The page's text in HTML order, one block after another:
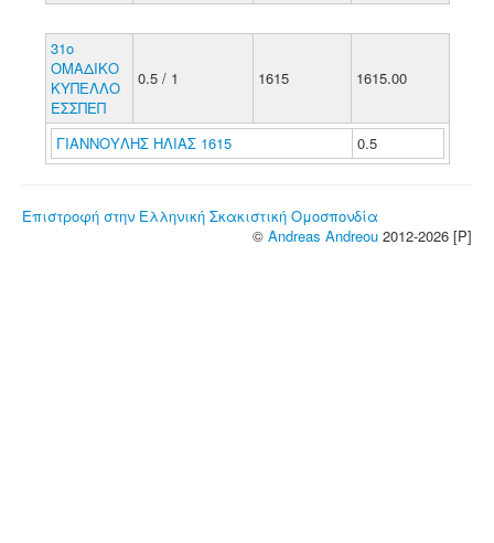
31ο
ΟΜΑΔΙΚΟ
ΚΥΠΕΛΛΟ
ΕΣΣΠΕΠ
0.5 / 1 1615 1615.00
ΓΙΑΝΝΟΥΛΗΣ ΗΛΙΑΣ 1615 0.5
Επιστροφή στην Ελληνική Σκακιστική Ομοσπονδία
© Andreas Andreou 2012-2026 [P]